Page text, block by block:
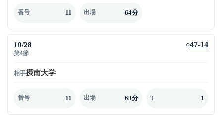
番号 11 出場 64分
10/28
第4節
○47-14
相手摂南大学
番号 11 出場 63分 T 1